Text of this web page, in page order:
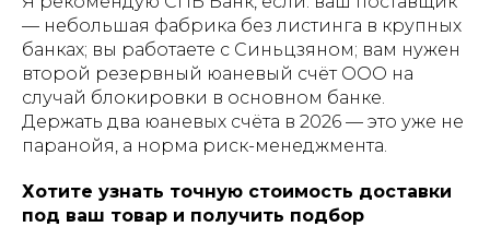
— небольшая фабрика без листинга в крупных
банках; вы работаете с Синьцзяном; вам нужен
второй резервный юаневый счёт ООО на
случай блокировки в основном банке.
Держать два юаневых счёта в 2026 — это уже не
паранойя, а норма риск-менеджмента.
Хотите узнать точную стоимость доставки
под ваш товар и получить подбор